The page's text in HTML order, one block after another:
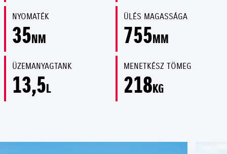
NYOMATÉK
35NM
ÜLÉS MAGASSÁGA
755MM
ÜZEMANYAGTANK
13,5L
MENETKÉSZ TÖMEG
218KG